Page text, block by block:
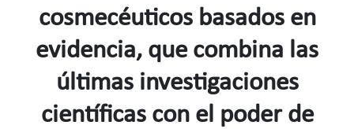
cosmecéuticos basados ​​en
evidencia, que combina las
últimas investigaciones
científicas con el poder de